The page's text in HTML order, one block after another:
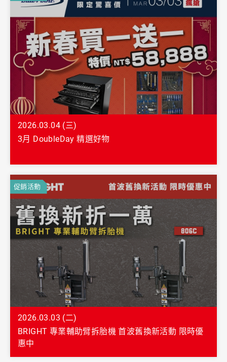
2026.03.04 (三)
3月 DoubleDay 精選好物
促銷活動
2026.03.03 (二)
BRIGHT 專業輔助臂拆胎機 首波舊換新活動 限時優
惠中